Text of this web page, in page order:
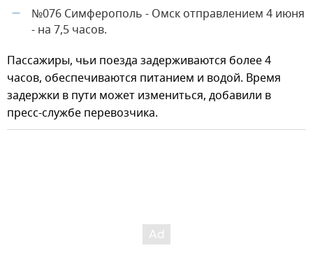
—
№076 Симферополь - Омск отправлением 4 июня
- на 7,5 часов.
Пассажиры, чьи поезда задерживаются более 4
часов, обеспечиваются питанием и водой. Время
задержки в пути может измениться, добавили в
пресс-службе перевозчика.